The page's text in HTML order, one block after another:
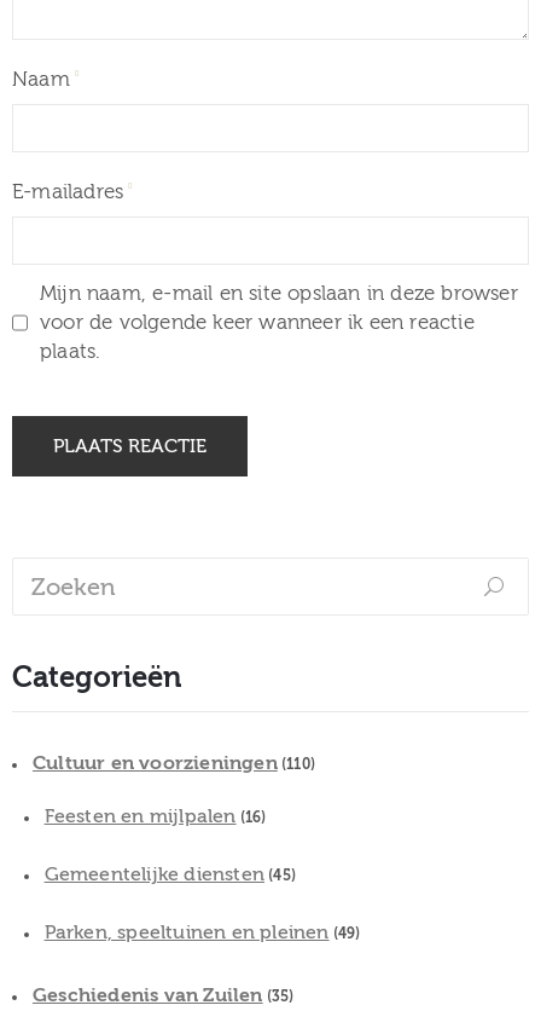
Naam
E-mailadres
Mijn naam, e-mail en site opslaan in deze browser
voor de volgende keer wanneer ik een reactie
plaats.
Categorieën
Cultuur en voorzieningen(110)
Feesten en mijlpalen (16)
Gemeentelijke diensten (45)
Parken, speeltuinen en pleinen (49)
Geschiedenis van Zuilen (35)